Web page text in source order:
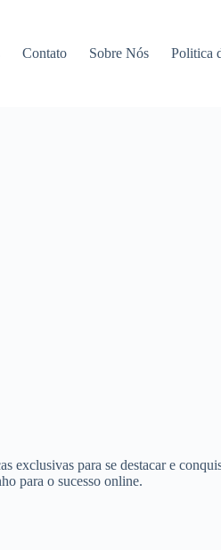
Contato Sobre Nós Politica
para se destacar e
para o sucesso online.